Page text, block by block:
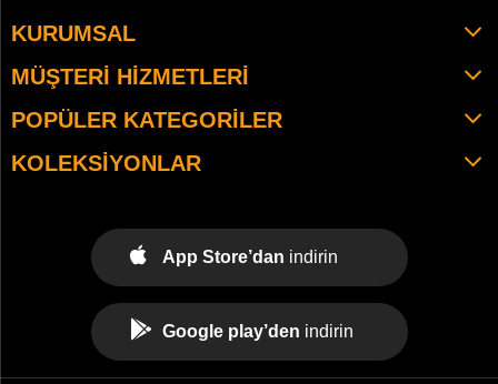
KURUMSAL
MÜŞTERI HIZMETLERI
POPÜLER KATEGORILER
KOLEKSIYONLAR
App Store’dan indirin
Google play’den indirin